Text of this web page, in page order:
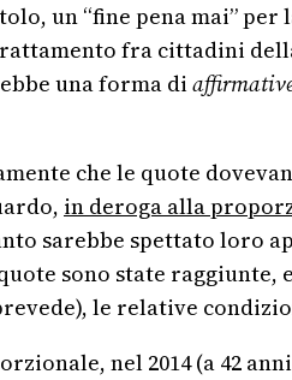
un “fine pena mai”
fra cittadini
una forma di
che le quote
in deroga alla
sarebbe spettato loro
sono state raggiunte,
le relative
nel 2014 (a 42